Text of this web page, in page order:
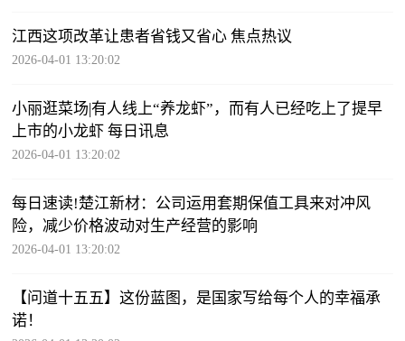
江西这项改革让患者省钱又省心 焦点热议
2026-04-01 13:20:02
小丽逛菜场|有人线上“养龙虾”，而有人已经吃上了提早
上市的小龙虾 每日讯息
2026-04-01 13:20:02
每日速读!楚江新材：公司运用套期保值工具来对冲风
险，减少价格波动对生产经营的影响
2026-04-01 13:20:02
【问道十五五】这份蓝图，是国家写给每个人的幸福承
诺！